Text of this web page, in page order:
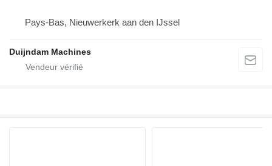
Pays-Bas, Nieuwerkerk aan den IJssel
Duijndam Machines